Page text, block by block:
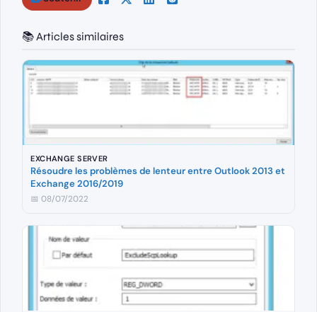
📚 Articles similaires
EXCHANGE SERVER
Résoudre les problèmes de lenteur entre Outlook 2013 et
Exchange 2016/2019
📅 08/07/2022